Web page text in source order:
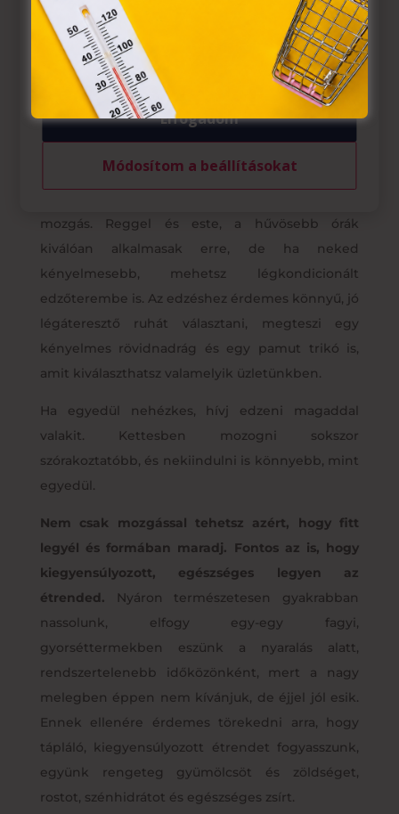
nagy melegben erre nincs is feltétlen lehetőség.
mozgás. Reggel és este, a hűvösebb órák
kiválóan alkalmasak erre, de ha neked
kényelmesebb, mehetsz légkondicionált
edzőterembe is. Az edzéshez érdemes könnyű, jó
légáteresztő ruhát választani, megteszi egy
kényelmes rövidnadrág és egy pamut trikó is,
amit kiválaszthatsz valamelyik üzletünkben.
Ha egyedül nehézkes, hívj edzeni magaddal
valakit. Kettesben mozogni sokszor
szórakoztatóbb, és nekiindulni is könnyebb, mint
egyedül.
Nem csak mozgással tehetsz azért, hogy fitt
legyél és formában maradj. Fontos az is, hogy
kiegyensúlyozott, egészséges legyen az
étrended. Nyáron természetesen gyakrabban
nassolunk, elfogy egy-egy fagyi,
gyorséttermekben eszünk a nyaralás alatt,
rendszertelenebb időközönként, mert a nagy
melegben éppen nem kívánjuk, de éjjel jól esik.
Ennek ellenére érdemes törekedni arra, hogy
tápláló, kiegyensúlyozott étrendet fogyasszunk,
együnk rengeteg gyümölcsöt és zöldséget,
rostot, szénhidrátot és egészséges zsírt.
belül működnek, a „sütik" használatához, és ezeknek a
felhasználó számítógépén vagy egyéb eszközén történő
tárolásához a felhasználók hozzájárulását kell kérniük.
Elfogadom
Módosítom a beállításokat